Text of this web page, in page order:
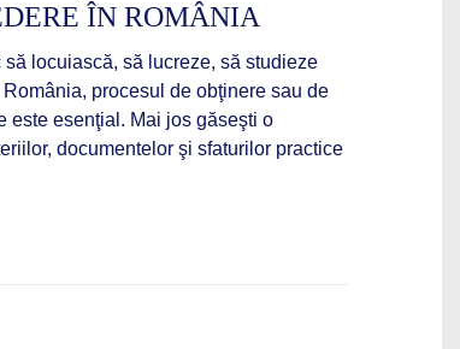
ÎN ROMÂNIA
locuiască, să lucreze, să studieze
procesul de obţinere sau de
este esenţial. Mai jos găseşti o
documentelor şi sfaturilor practice